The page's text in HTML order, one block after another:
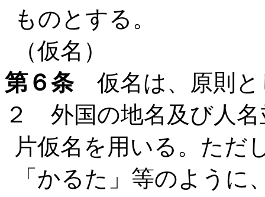
ものとする。
（仮名）
第６条仮名は、原則と
２ 外国の地名及び人名
片仮名を用いる。ただ
「かるた」等のよう